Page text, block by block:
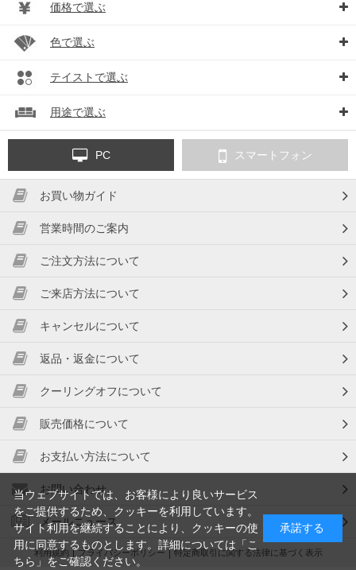
価格で選ぶ
色で選ぶ
テイストで選ぶ
用途で選ぶ
PC スマートフォン
お買い物ガイド
営業時間のご案内
ご注文方法について
ご来店方法について
キャンセルについて
返品・返金について
クーリングオフについて
販売価格について
お支払い方法について
お問い合わせ
メールニュース
利用規約 プライバシーポリシー 特定商取引に関する法律に基づく表示
当ウェブサイトでは、お客様により良いサービス
をご提供するため、クッキーを利用しています。
サイト利用を継続することにより、クッキーの使
用に同意するものとします。詳細については「 こ
ちら 」をご確認ください。
承諾する